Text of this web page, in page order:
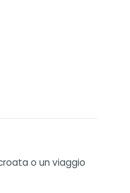
o un viaggio